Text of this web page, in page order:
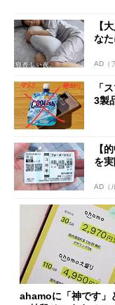
【
なた
AD（
「
3製
【
を実
AD（
ahamoに「神です